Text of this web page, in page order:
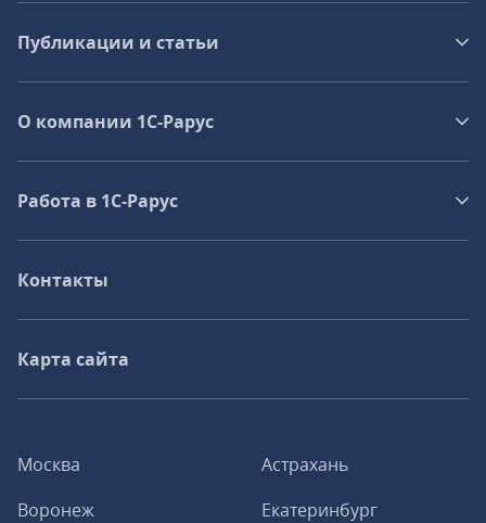
Москва
Астрахань
Воронеж
Екатеринбург
Публикации и статьи
О компании 1C-Рарус
Работа в 1С‑Рарус
Контакты
Карта сайта